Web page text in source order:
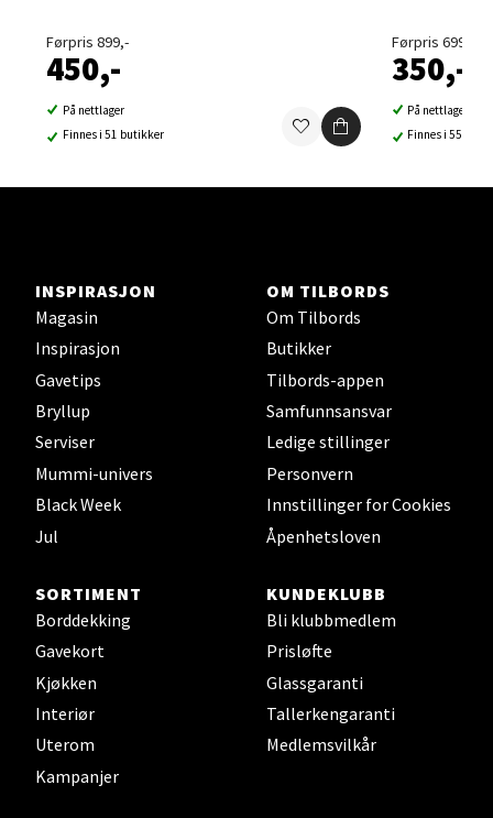
Førpris 899,-
450,-
På nettlager
Finnes i 51 butikker
Førpris 699,-
350,-
På nettlager
Finnes i 55
INSPIRASJON
Magasin
Inspirasjon
Gavetips
Bryllup
Serviser
Mummi-univers
Black Week
Jul
OM TILBORDS
Om Tilbords
Butikker
Tilbords-appen
Samfunnsansvar
Ledige stillinger
Personvern
Innstillinger for Cookies
Åpenhetsloven
SORTIMENT
Borddekking
Gavekort
Kjøkken
Interiør
Uterom
Kampanjer
KUNDEKLUBB
Bli klubbmedlem
Prisløfte
Glassgaranti
Tallerkengaranti
Medlemsvilkår
Sortland - Sortland Storsenter
Steinkjer - Thon Senter Steinkjer
Sjøfartsgata 2, 7714 Steinkjer
Leirvik - Stord
Torgbakken 2, 5401 Stord
Åpent i dag 10-17
0 i butikk